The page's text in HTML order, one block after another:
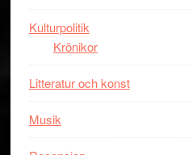
Kulturpolitik
Krönikor
Litteratur och konst
Musik